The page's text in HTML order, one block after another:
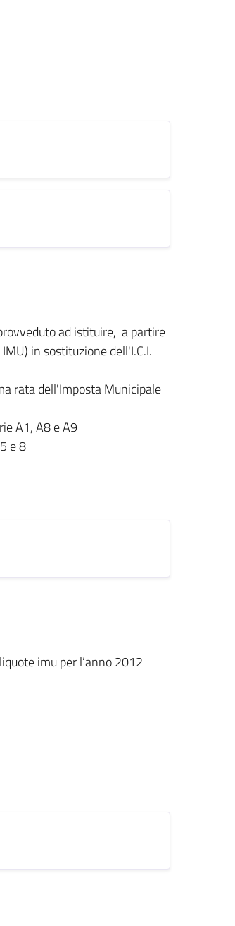
ad istituire, a partire
in sostituzione dell'I.C.I.
rata dell'Imposta Municipale
A1, A8 e A9
e 8
imu per l’anno 2012